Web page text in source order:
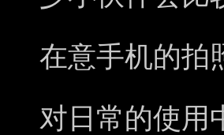
在意手机的拍
对日常的使用